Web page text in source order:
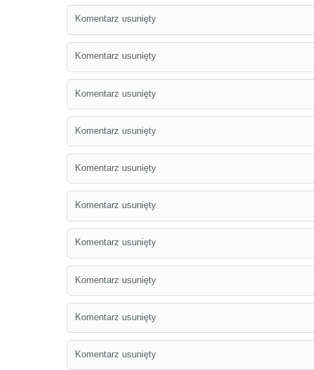
Komentarz usunięty
Komentarz usunięty
Komentarz usunięty
Komentarz usunięty
Komentarz usunięty
Komentarz usunięty
Komentarz usunięty
Komentarz usunięty
Komentarz usunięty
Komentarz usunięty